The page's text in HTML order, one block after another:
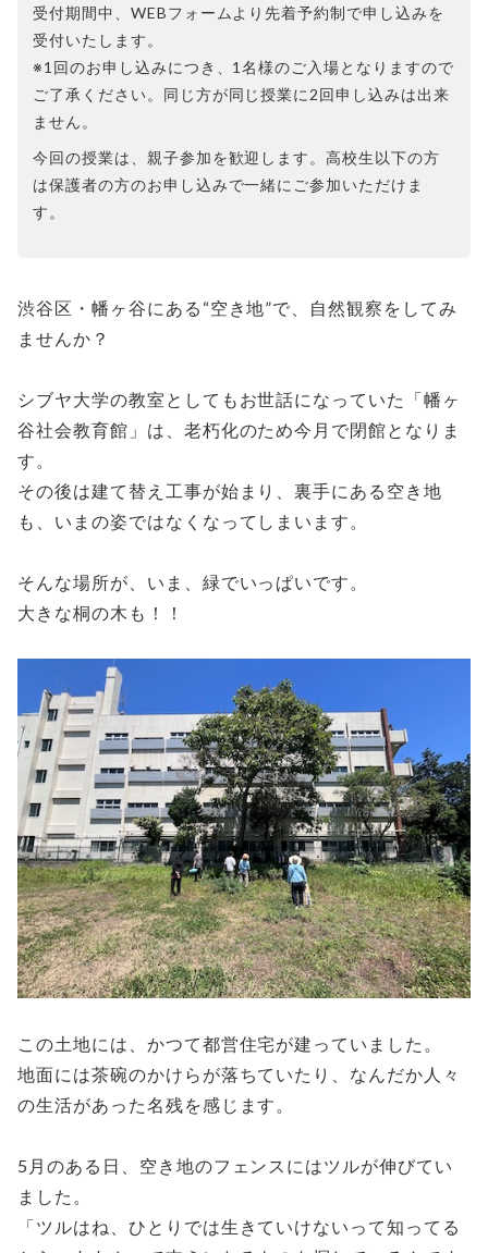
受付期間中、WEBフォームより先着予約制で申し込みを
受付いたします。
※1回のお申し込みにつき、1名様のご入場となりますので
ご了承ください。同じ方が同じ授業に2回申し込みは出来
ません。
今回の授業は、親子参加を歓迎します。高校生以下の方
は保護者の方のお申し込みで一緒にご参加いただけま
す。
渋谷区・幡ヶ谷にある“空き地”で、自然観察をしてみ
ませんか？
シブヤ大学の教室としてもお世話になっていた「幡ヶ
谷社会教育館」は、老朽化のため今月で閉館となりま
す。
その後は建て替え工事が始まり、裏手にある空き地
も、いまの姿ではなくなってしまいます。
そんな場所が、いま、緑でいっぱいです。
大きな桐の木も！！
この土地には、かつて都営住宅が建っていました。
地面には茶碗のかけらが落ちていたり、なんだか人々
の生活があった名残を感じます。
5月のある日、空き地のフェンスにはツルが伸びてい
ました。
「ツルはね、ひとりでは生きていけないって知ってる